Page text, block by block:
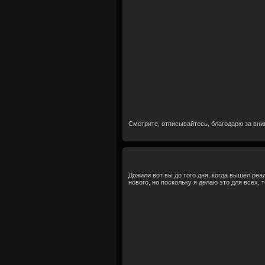
Смотрите, отписывайтесь, благодарю за
Дожили вот вы до того дня, когда вышел
нового, но поскольку я делаю это для всех,